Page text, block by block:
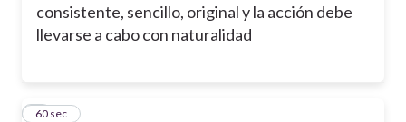
consistente, sencillo, original y la acción debe
llevarse a cabo con naturalidad
560 sec